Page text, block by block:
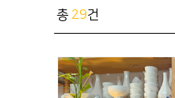
총 29건